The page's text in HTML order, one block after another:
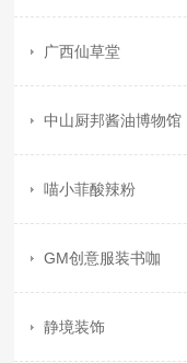
广西仙草堂
中山厨邦酱油博物馆
喵小菲酸辣粉
GM创意服装书咖
静境装饰